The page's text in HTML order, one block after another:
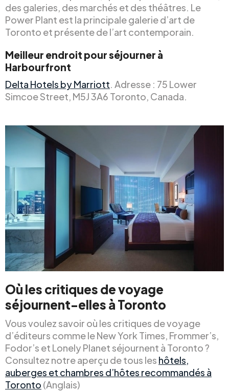
des galeries, des marchés et des théâtres. Le
Power Plant est la principale galerie d’art de
Toronto et présente de l’art contemporain.
Meilleur endroit pour séjourner à
Harbourfront
Delta Hotels by Marriott . Adresse : 75 Lower
Simcoe Street, M5J 3A6 Toronto, Canada.
Où les critiques de voyage
séjournent-elles à Toronto
Vous voulez savoir où les critiques de voyage
d’éditeurs comme le New York Times, Frommer’s,
Fodor’s et Lonely Planet séjournent à Toronto ?
Consultez notre aperçu de tous les hôtels,
auberges et chambres d’hôtes recommandés à
Toronto (Anglais)